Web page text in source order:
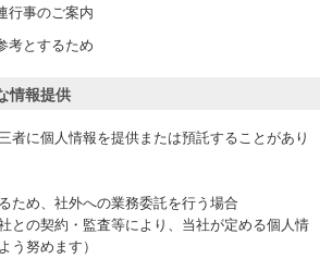
行事のご案内
考とするため
情報提供
者に個人情報を提供または預託することがあり
ため、社外への業務委託を行う場合
との契約・監査等により、当社が定める個人情
う努めます）